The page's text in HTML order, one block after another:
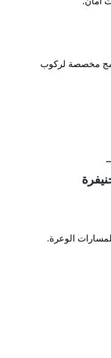
مخصصة لركوب
الوعرة.